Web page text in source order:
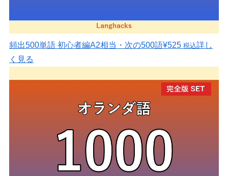
頻出500単語 初心者編A2相当・次の500語¥525 税込詳し
く見る